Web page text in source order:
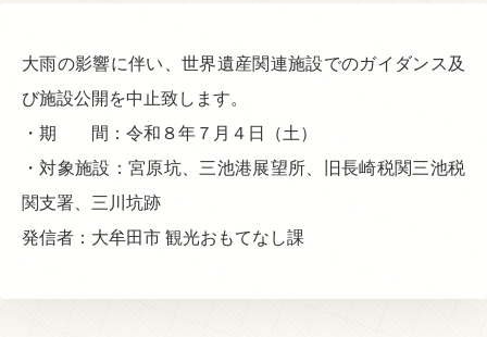
大雨の影響に伴い、世界遺産関連施設でのガイダンス及
び施設公開を中止致します。
・期 間：令和８年７月４日（土）
・対象施設：宮原坑、三池港展望所、旧長崎税関三池税
関支署、三川坑跡
発信者：大牟田市 観光おもてなし課